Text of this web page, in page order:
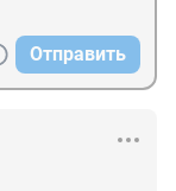
Отправить